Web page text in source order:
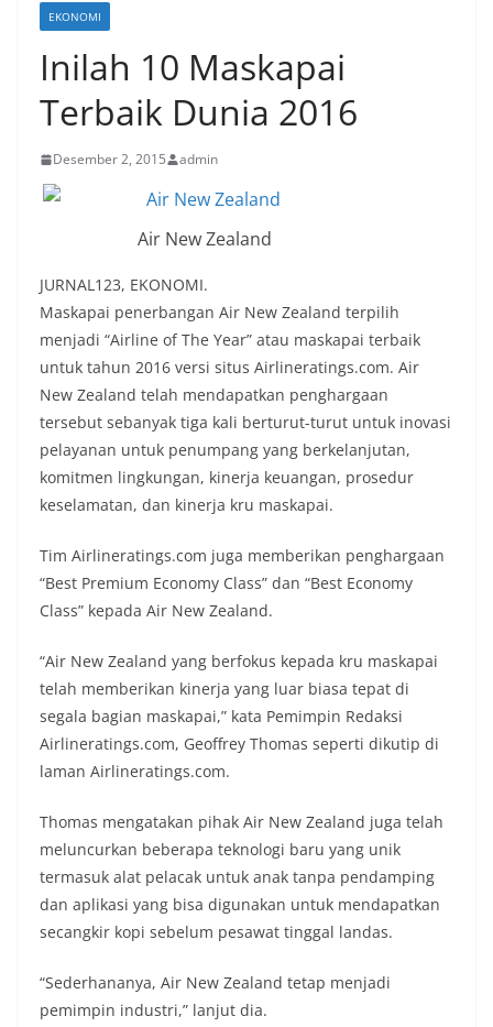
EKONOMI
Inilah 10 Maskapai
Terbaik Dunia 2016
Desember 2, 2015 admin
Air New Zealand
JURNAL123, EKONOMI.
Maskapai penerbangan Air New Zealand terpilih
menjadi “Airline of The Year” atau maskapai terbaik
untuk tahun 2016 versi situs Airlineratings.com. Air
New Zealand telah mendapatkan penghargaan
tersebut sebanyak tiga kali berturut-turut untuk inovasi
pelayanan untuk penumpang yang berkelanjutan,
komitmen lingkungan, kinerja keuangan, prosedur
keselamatan, dan kinerja kru maskapai.
Tim Airlineratings.com juga memberikan penghargaan
“Best Premium Economy Class” dan “Best Economy
Class” kepada Air New Zealand.
“Air New Zealand yang berfokus kepada kru maskapai
telah memberikan kinerja yang luar biasa tepat di
segala bagian maskapai,” kata Pemimpin Redaksi
Airlineratings.com, Geoffrey Thomas seperti dikutip di
laman Airlineratings.com.
Thomas mengatakan pihak Air New Zealand juga telah
meluncurkan beberapa teknologi baru yang unik
termasuk alat pelacak untuk anak tanpa pendamping
dan aplikasi yang bisa digunakan untuk mendapatkan
secangkir kopi sebelum pesawat tinggal landas.
“Sederhananya, Air New Zealand tetap menjadi
pemimpin industri,” lanjut dia.